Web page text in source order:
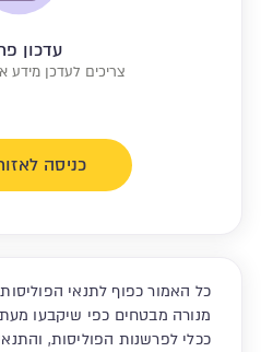
עדכון
צריכים לעדכן מידע
כניסה
כל האמור כפוף לתנאי
מנורה מבטחים כפי שיקבעו
ככלי לפרשנות הפוליסות,